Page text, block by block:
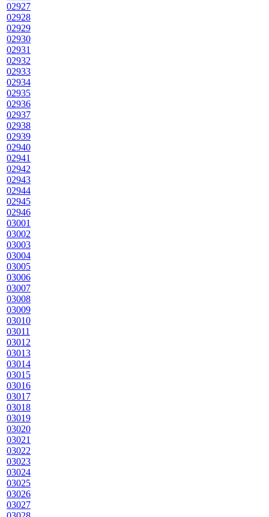
02927
02928
02929
02930
02931
02932
02933
02934
02935
02936
02937
02938
02939
02940
02941
02942
02943
02944
02945
02946
03001
03002
03003
03004
03005
03006
03007
03008
03009
03010
03011
03012
03013
03014
03015
03016
03017
03018
03019
03020
03021
03022
03023
03024
03025
03026
03027